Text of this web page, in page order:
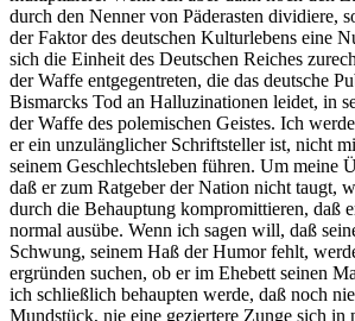
durch den Nenner von Päderasten dividiere,
der Faktor des deutschen Kulturlebens eine
sich die Einheit des Deutschen Reiches
der Waffe entgegentreten, die das deutsche
Bismarcks Tod an Halluzinationen leidet, in
der Waffe des polemischen Geistes. Ich
er ein unzulänglicher Schriftsteller ist, nicht
seinem Geschlechtsleben führen. Um meine
daß er zum Ratgeber der Nation nicht taugt,
durch die Behauptung kompromittieren, daß
normal ausübe. Wenn ich sagen will, daß
Schwung, seinem Haß der Humor fehlt,
ergründen suchen, ob er im Ehebett seinen
ich schließlich behaupten werde, daß noch
Mundstück, nie eine geziertere Zunge sich in